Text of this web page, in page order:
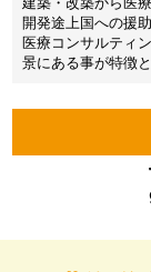
開発途上国への援
医療コンサルティ
景にある事が特徴と